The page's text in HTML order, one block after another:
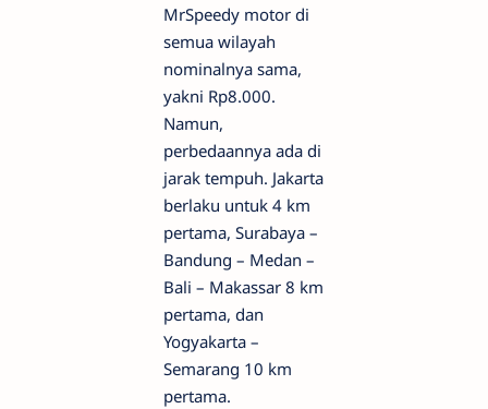
MrSpeedy motor di
semua wilayah
nominalnya sama,
yakni Rp8.000.
Namun,
perbedaannya ada di
jarak tempuh. Jakarta
berlaku untuk 4 km
pertama, Surabaya –
Bandung – Medan –
Bali – Makassar 8 km
pertama, dan
Yogyakarta –
Semarang 10 km
pertama.